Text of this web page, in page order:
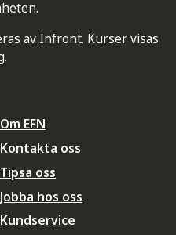
av Infront. Kurser visas
Om EFN
Kontakta oss
Tipsa oss
Jobba hos oss
Kundservice